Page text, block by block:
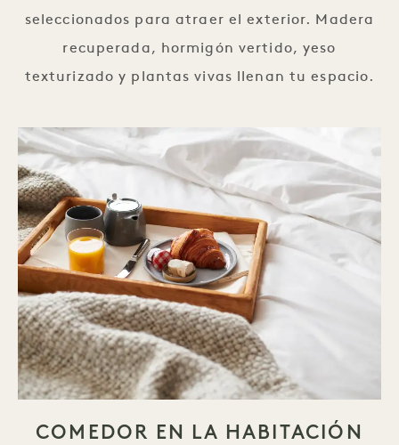
seleccionados para atraer el exterior. Madera
recuperada, hormigón vertido, yeso
texturizado y plantas vivas llenan tu espacio.
COMEDOR EN LA HABITACIÓN